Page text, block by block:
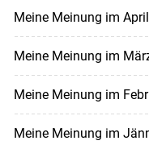
Meine Meinung im
Meine Meinung im
Meine Meinung im
Meine Meinung im